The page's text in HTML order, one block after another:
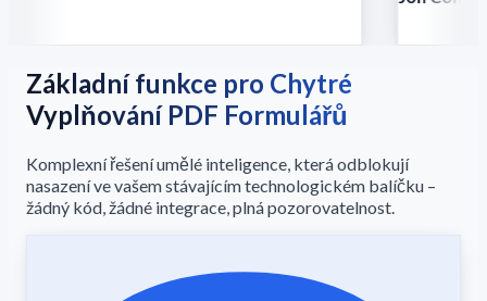
Základní funkce pro Chytré
Vyplňování PDF Formulářů
Komplexní řešení umělé inteligence, která odblokují
nasazení ve vašem stávajícím technologickém balíčku –
žádný kód, žádné integrace, plná pozorovatelnost.